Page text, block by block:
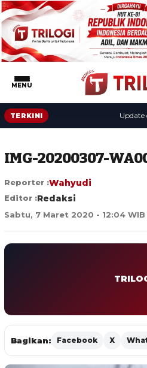
MENU
TERKINI Update
IMG-20200307-
Reporter :Wahyudi
Editor :Redaksi
Sabtu, 7 Maret 2020 - 12:04 WIB
Bagikan: Facebook X